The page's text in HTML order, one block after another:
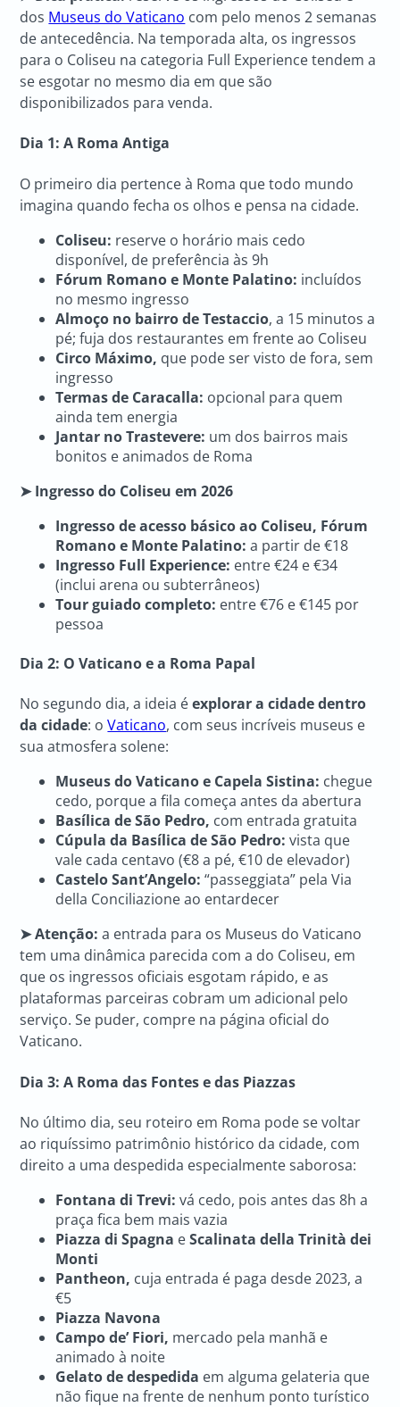
dos Museus do Vaticano com pelo menos 2 semanas
de antecedência. Na temporada alta, os ingressos
para o Coliseu na categoria Full Experience tendem a
se esgotar no mesmo dia em que são
disponibilizados para venda.
Dia 1: A Roma Antiga
O primeiro dia pertence à Roma que todo mundo
imagina quando fecha os olhos e pensa na cidade.
Coliseu: reserve o horário mais cedo
disponível, de preferência às 9h
Fórum Romano e Monte Palatino: incluídos
no mesmo ingresso
Almoço no bairro de Testaccio, a 15 minutos a
pé; fuja dos restaurantes em frente ao Coliseu
Circo Máximo, que pode ser visto de fora, sem
ingresso
Termas de Caracalla: opcional para quem
ainda tem energia
Jantar no Trastevere: um dos bairros mais
bonitos e animados de Roma
➤ Ingresso do Coliseu em 2026
Ingresso de acesso básico ao Coliseu, Fórum
Romano e Monte Palatino: a partir de €18
Ingresso Full Experience: entre €24 e €34
(inclui arena ou subterrâneos)
Tour guiado completo: entre €76 e €145 por
pessoa
Dia 2: O Vaticano e a Roma Papal
No segundo dia, a ideia éexplorar a cidade dentro
da cidade: oVaticano, com seus incríveis museus e
sua atmosfera solene:
Museus do Vaticano e Capela Sistina: chegue
cedo, porque a fila começa antes da abertura
Basílica de São Pedro, com entrada gratuita
Cúpula da Basílica de São Pedro: vista que
vale cada centavo (€8 a pé, €10 de elevador)
Castelo Sant’Angelo: “passeggiata” pela Via
della Conciliazione ao entardecer
➤ Atenção:a entrada para os Museus do Vaticano
tem uma dinâmica parecida com a do Coliseu, em
que os ingressos oficiais esgotam rápido, e as
plataformas parceiras cobram um adicional pelo
serviço. Se puder, compre na página oficial do
Vaticano.
Dia 3: A Roma das Fontes e das Piazzas
No último dia, seu roteiro em Roma pode se voltar
ao riquíssimo patrimônio histórico da cidade, com
direito a uma despedida especialmente saborosa:
Fontana di Trevi: vá cedo, pois antes das 8h a
praça fica bem mais vazia
Piazza di Spagna eScalinata della Trinità dei
Monti
Pantheon, cuja entrada é paga desde 2023, a
€5
Piazza Navona
Campo de’ Fiori, mercado pela manhã e
animado à noite
Gelato de despedida em alguma gelateria que
não fique na frente de nenhum ponto turístico